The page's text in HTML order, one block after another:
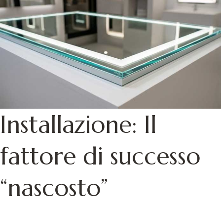
Installazione: Il
fattore di successo
“nascosto”